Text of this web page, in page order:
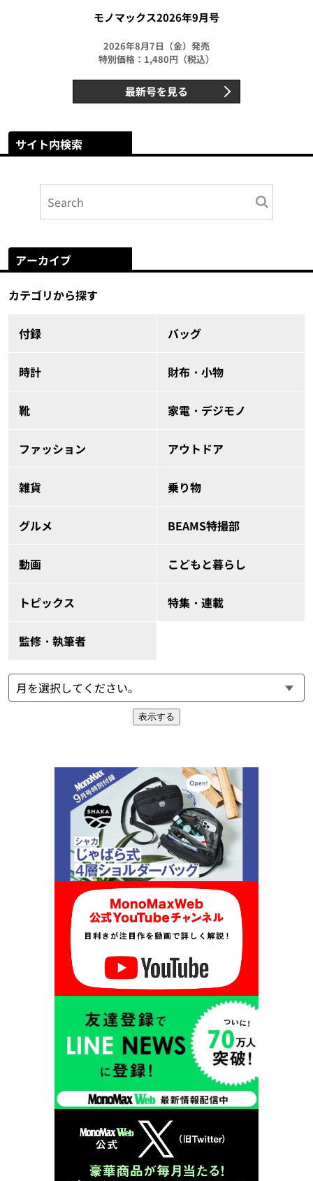
モノマックス2026年9月号
2026年8月7日（金）発売
特別価格：1,480円（税込）
最新号を見る
サイト内検索
アーカイブ
カテゴリから探す
付録 バッグ
時計 財布・小物
靴 家電・デジモノ
ファッション アウトドア
雑貨 乗り物
グルメ BEAMS特撮部
動画 こどもと暮らし
トピックス 特集・連載
監修・執筆者
表示する